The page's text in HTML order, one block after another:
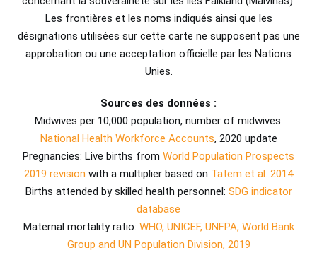
Les frontières et les noms indiqués ainsi que les
désignations utilisées sur cette carte ne supposent pas une
approbation ou une acceptation officielle par les Nations
Unies.
Sources des données :
Midwives per 10,000 population, number of midwives:
National Health Workforce Accounts, 2020 update
Pregnancies: Live births from World Population Prospects
2019 revision with a multiplier based on Tatem et al. 2014
Births attended by skilled health personnel: SDG indicator
database
Maternal mortality ratio: WHO, UNICEF, UNFPA, World Bank
Group and UN Population Division, 2019